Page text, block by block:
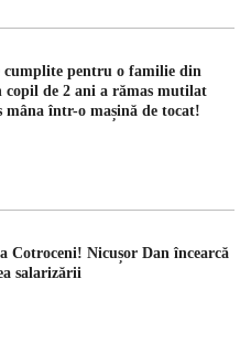
cumplite pentru o familie din
copil de 2 ani a rămas mutilat
mâna într-o mașină de tocat!
Cotroceni! Nicușor Dan încearcă
salarizării